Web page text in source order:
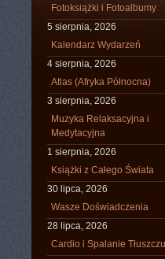
Fotoksiążki i Fotoalbumy
5 sierpnia, 2026
Kalendarz Wydarzeń
4 sierpnia, 2026
Atlas (Afryka Północna)
3 sierpnia, 2026
Muzyka Relaksacyjna i
Medytacyjna
1 sierpnia, 2026
Książki z Całego Świata
30 lipca, 2026
Wasze Doświadczenia
28 lipca, 2026
Cardio i Spalanie Tłuszczu